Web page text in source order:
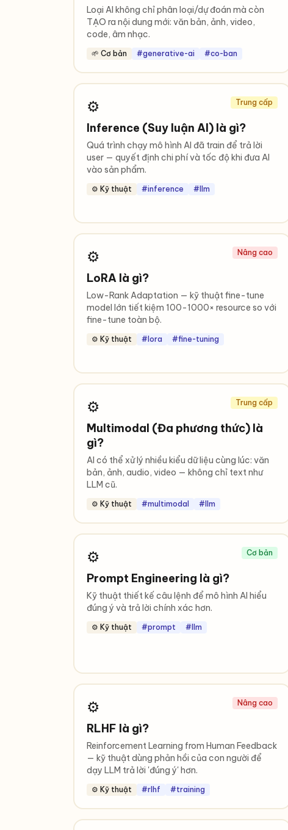
Loại AI không chỉ phân loại/dự đoán mà còn
TẠO ra nội dung mới: văn bản, ảnh, video,
code, âm nhạc.
🌱 Cơ bản #generative-ai #co-ban
⚙️ Trung cấp
Inference (Suy luận AI) là gì?
Quá trình chạy mô hình AI đã train để trả lời
user — quyết định chi phí và tốc độ khi đưa AI
vào sản phẩm.
⚙️ Kỹ thuật #inference #llm
⚙️ Nâng cao
LoRA là gì?
Low-Rank Adaptation — kỹ thuật fine-tune
model lớn tiết kiệm 100-1000× resource so với
fine-tune toàn bộ.
⚙️ Kỹ thuật #lora #fine-tuning
⚙️ Trung cấp
Multimodal (Đa phương thức) là
gì?
AI có thể xử lý nhiều kiểu dữ liệu cùng lúc: văn
bản, ảnh, audio, video — không chỉ text như
LLM cũ.
⚙️ Kỹ thuật #multimodal #llm
⚙️ Cơ bản
Prompt Engineering là gì?
Kỹ thuật thiết kế câu lệnh để mô hình AI hiểu
đúng ý và trả lời chính xác hơn.
⚙️ Kỹ thuật #prompt #llm
⚙️ Nâng cao
RLHF là gì?
Reinforcement Learning from Human Feedback
— kỹ thuật dùng phản hồi của con người để
dạy LLM trả lời 'đúng ý' hơn.
⚙️ Kỹ thuật #rlhf #training